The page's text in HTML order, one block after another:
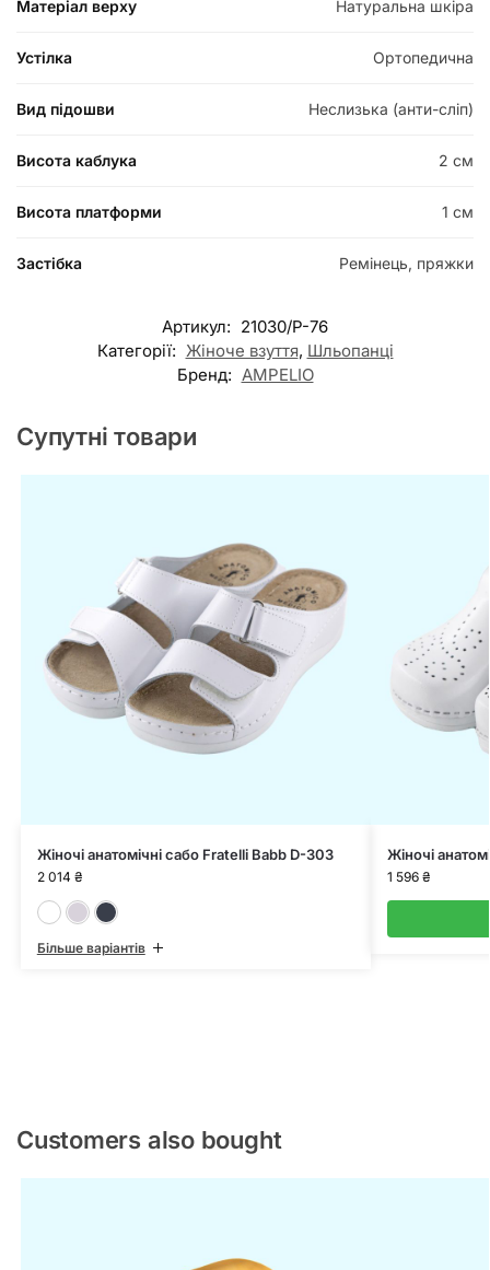
Матеріал верху Натуральна шкіра
Устілка Ортопедична
Вид підошви Неслизька (анти-сліп)
Висота каблука 2 см
Висота платформи 1 см
Застібка Ремінець, пряжки
Артикул: 21030/P-76
Категорії: Жіноче взуття, Шльопанці
Бренд: AMPELIO
Супутні товари
Жіночі анатомічні сабо Fratelli Babb D-303
2 014 ₴
Більше варіантів
Жіночі
1 596 ₴
Customers also bought